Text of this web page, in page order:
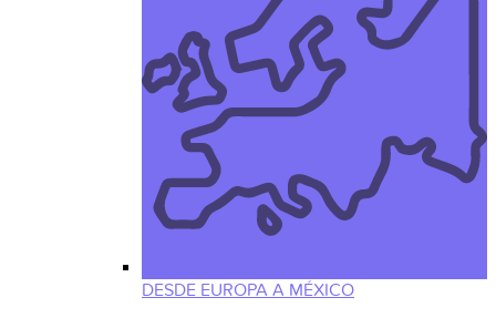
DESDE EUROPA A MÉXICO